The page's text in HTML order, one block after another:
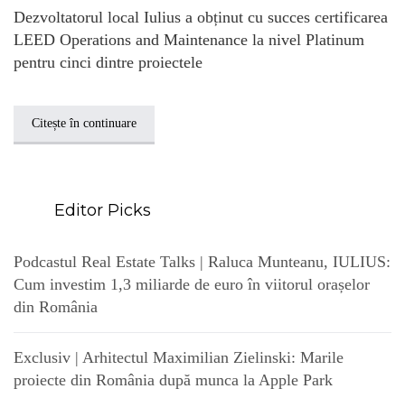
Dezvoltatorul local Iulius a obținut cu succes certificarea
LEED Operations and Maintenance la nivel Platinum
pentru cinci dintre proiectele
Citește în continuare
Editor Picks
Podcastul Real Estate Talks | Raluca Munteanu, IULIUS:
Cum investim 1,3 miliarde de euro în viitorul orașelor
din România
Exclusiv | Arhitectul Maximilian Zielinski: Marile
proiecte din România după munca la Apple Park